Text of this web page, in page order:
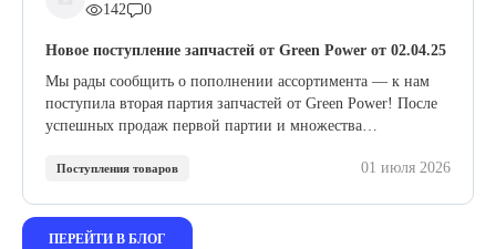
142 0
Новое поступление запчастей от Green Power от 02.04.25
Мы рады сообщить о пополнении ассортимента — к нам
поступила вторая партия запчастей от Green Power! После
успешных продаж первой партии и множества
этим проверенным производителем.
Поступления товаров 01 июля 2026
ПЕРЕЙТИ В БЛОГ